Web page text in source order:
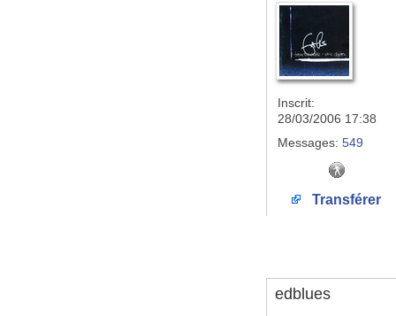
Inscrit:
28/03/2006 17:38
Messages: 549
Transférer
edblues